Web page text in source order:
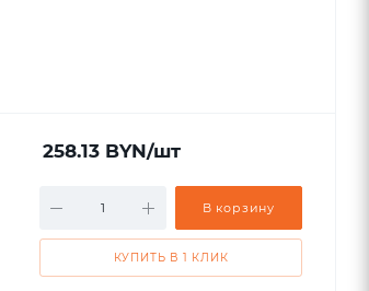
258.13 BYN/шт
В корзину
КУПИТЬ В 1 КЛИК